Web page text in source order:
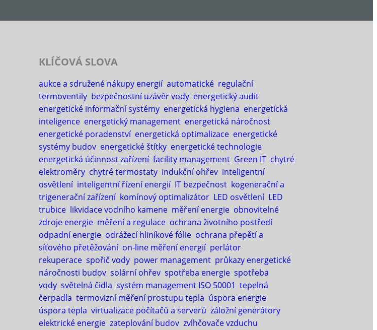
KLÍČOVÁ SLOVA
aukce a sdružené nákupy energií automatické regulační
termoventily bezpečnostní uzávěr vody energetický audit
energetické informační systémy energetická hygiena energetická
inteligence energetický management energetická náročnost
energetické poradenství energetická optimalizace energetické
systémy budov energetické štítky energetické technologie
energetická účinnost zařízení facility management Green IT chytré
elektroměry chytré termostaty indukční ohřev inteligentní
osvětlení inteligentní řízení energií IT bezpečnost kogenerační a
trigenerační zařízení komínový optimalizátor LED osvětlení LED
trubice likvidace vodního kamene měření energie obnovitelné
zdroje energie měření a regulace ochrana životního postředí
odpadní energie odrážecí hliníkové fólie ochrana přepětí a
síťového přetěžování on-line měření energií perlátor
rekuperace spořič vody power management průkazy energetické
náročnosti budov solární ohřev spotřeba energie spotřeba
vody světelná čidla systém management ISO 50001 tepelná
čerpadla termovizní měření prostupu tepla úspora energie
úspora tepla virtualizace počítačů a serverů záložní generátory
elektrické energie zateplování budov zvlhčovače vzduchu